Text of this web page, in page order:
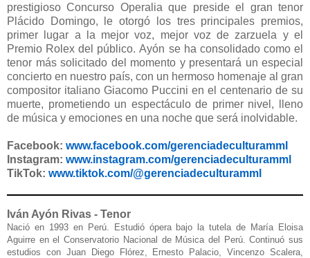
prestigioso Concurso Operalia que preside el gran tenor
Plácido Domingo, le otorgó los tres principales premios,
primer lugar a la mejor voz, mejor voz de zarzuela y el
Premio Rolex del público.Ayón se ha consolidado como el
tenor más solicitado del momento y presentará un especial
concierto en nuestro país, con un hermoso homenaje al gran
compositor italiano Giacomo Puccini en el centenario de su
muerte, prometiendo un espectáculo de primer nivel, lleno
de música y emociones en una noche que será inolvidable.
Facebook: www.facebook.com/gerenciadeculturamml
Instagram: www.instagram.com/gerenciadeculturamml
TikTok: www.tiktok.com/@gerenciadeculturamml
Iván Ayón Rivas - Tenor
Nació en 1993 en Perú. Estudió ópera bajo la tutela de María Eloisa
Aguirre en el Conservatorio Nacional de Música del Perú. Continuó sus
estudios con Juan Diego Flórez, Ernesto Palacio, Vincenzo Scalera,